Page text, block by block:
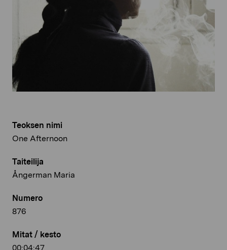
Teoksen nimi
One Afternoon
Taiteilija
Ångerman Maria
Numero
876
Mitat / kesto
00:04:47